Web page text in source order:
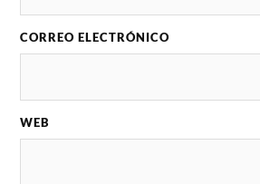
CORREO ELECTRÓNICO
WEB